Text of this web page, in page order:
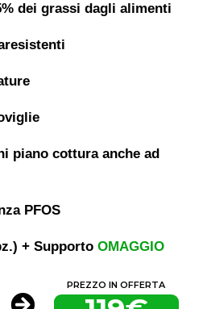
dei grassi dagli alimenti
piano cottura anche ad
PFOS
+ Supporto OMAGGIO
PREZZO IN OFFERTA